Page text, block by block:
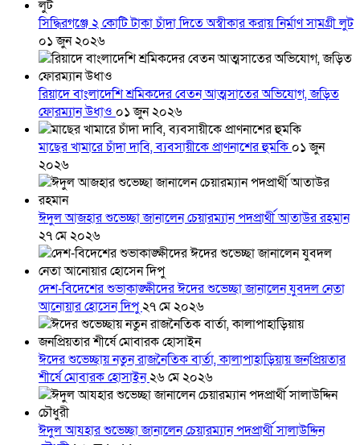
সিদ্ধিরগঞ্জে ২ কোটি টাকা চাঁদা দিতে অস্বীকার করায় নির্মাণ সামগ্রী লুট
০১ জুন ২০২৬
রিয়াদে বাংলাদেশি শ্রমিকদের বেতন আত্মসাতের অভিযোগ, জড়িত
ফোরম্যান উধাও ০১ জুন ২০২৬
মাছের খামারে চাঁদা দাবি, ব্যবসায়ীকে প্রাণনাশের হুমকি ০১ জুন
২০২৬
ঈদুল আজহার শুভেচ্ছা জানালেন চেয়ারম্যান পদপ্রার্থী আতাউর রহমান
২৭ মে ২০২৬
দেশ-বিদেশের শুভাকাঙ্ক্ষীদের ঈদের শুভেচ্ছা জানালেন যুবদল নেতা
আনোয়ার হোসেন দিপু২৭ মে ২০২৬
ঈদের শুভেচ্ছায় নতুন রাজনৈতিক বার্তা, কালাপাহাড়িয়ায় জনপ্রিয়তার
শীর্ষে মোবারক হোসাইন২৬ মে ২০২৬
ঈদুল আযহার শুভেচ্ছা জানালেন চেয়ারম্যান পদপ্রার্থী সালাউদ্দিন